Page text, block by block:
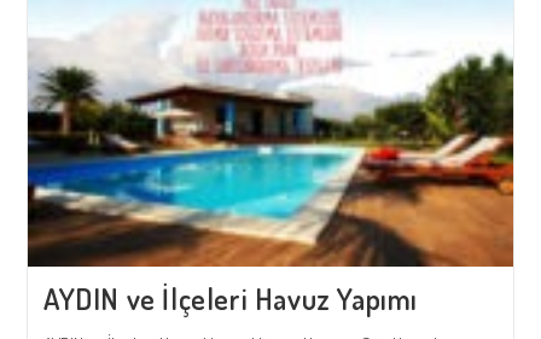
AYDIN ve İlçeleri Havuz Yapımı